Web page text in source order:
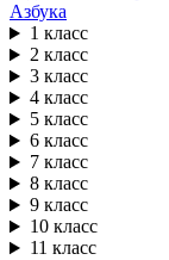
Азбука
1 класс
2 класс
3 класс
4 класс
5 класс
6 класс
7 класс
8 класс
9 класс
10 класс
11 класс